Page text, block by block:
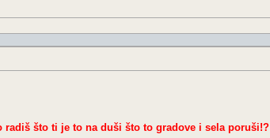
radiš što ti je to na duši što to gradove i sela poruši!?